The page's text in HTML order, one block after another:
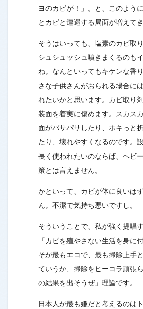
ヨのカビが！」。と、このよう
とカビと遭遇する局面が増えてき
そうはいっても、塩素のカビ取
シュシュッシュ噴きまくるのも
ね。なんといってもキケンな香
さな子供さんがおられる場合に
れたいかと思います。カビ取り
装面を着実に傷めます。スカス
面がパサパサしたり、ポキっと
たり、壊れやすくなるのです。
長く使われたいのならば、ヘビ
策とは言えません。
かといって、カビが体に良いは
ん。不潔で気持ち悪いですし。
そういうことで、私が強く提唱す
「カビを殖やさない生活を身に
そが最もエコで、最も掃除上手
ていうか、掃除をヒーコラ頑張
の結果を出そうぜ」理論です。
日本人が最も嫌だと考えるのは